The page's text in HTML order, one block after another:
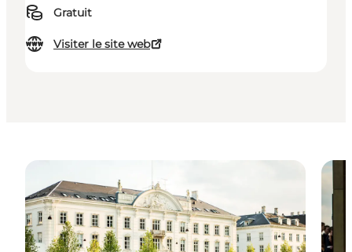
Gratuit
Visiter le site web